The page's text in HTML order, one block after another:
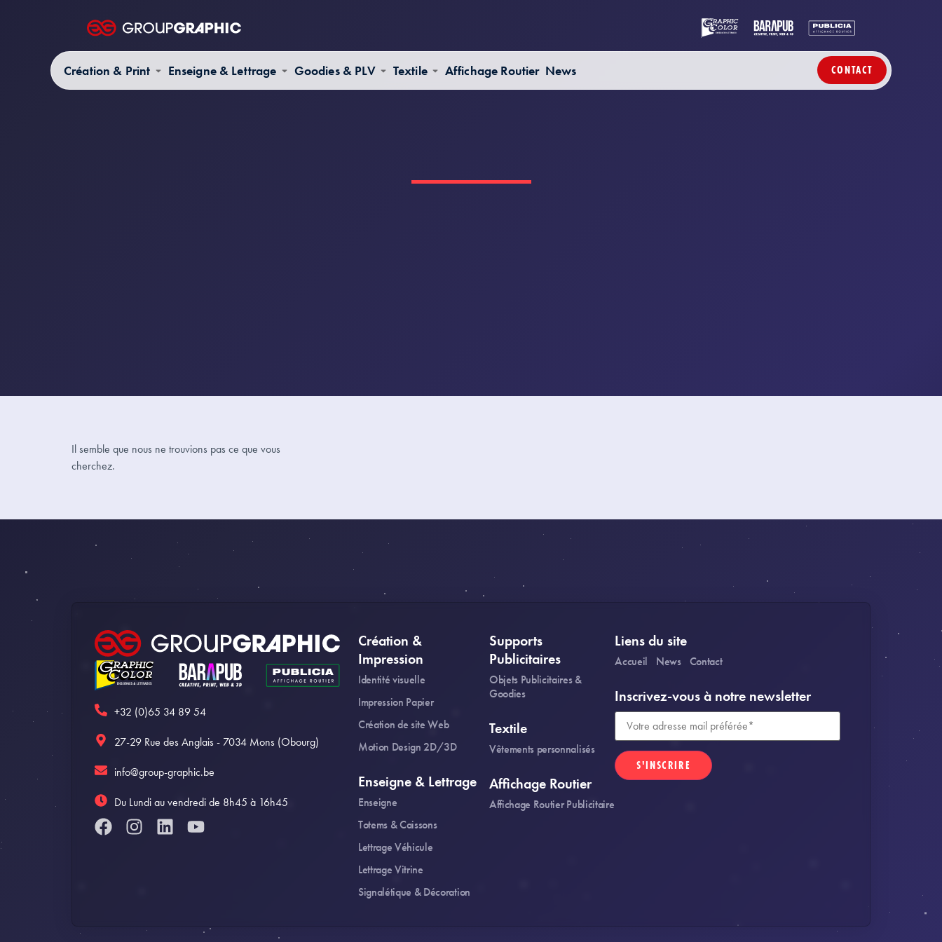
Création & Print Enseigne & Lettrage Goodies & PLV Textile Affichage Routier News CONTACT
Il semble que nous ne trouvions pas ce que vous
cherchez.
+32 (0)65 34 89 54
27-29 Rue des Anglais - 7034 Mons (Obourg)
info@group-graphic.be
Du Lundi au vendredi de 8h45 à 16h45
Création &
Impression
Identité visuelle
Impression Papier
Création de site Web
Motion Design 2D/3D
Enseigne & Lettrage
Enseigne
Totems & Caissons
Lettrage Véhicule
Lettrage Vitrine
Signalétique & Décoration
Supports
Publicitaires
Objets Publicitaires &
Goodies
Textile
Vêtements personnalisés
Affichage Routier
Affichage Routier Publicitaire
Liens du site
Accueil News Contact
Inscrivez-vous à notre newsletter